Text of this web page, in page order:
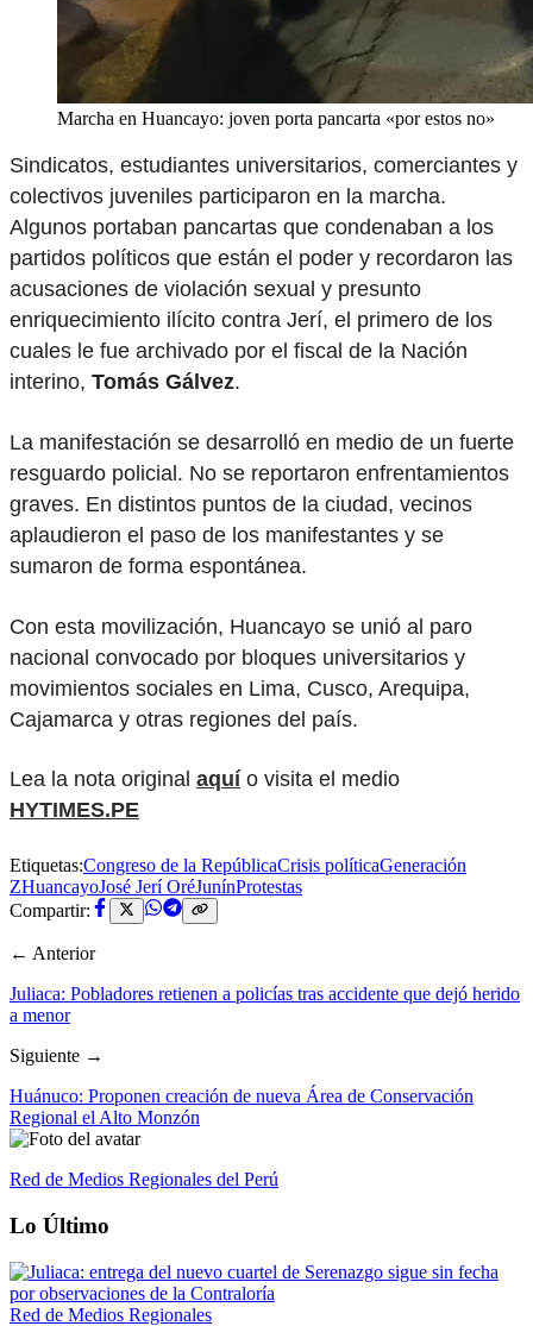
Marcha en Huancayo: joven porta pancarta «por estos no»
Sindicatos, estudiantes universitarios, comerciantes y
colectivos juveniles participaron en la marcha.
Algunos portaban pancartas que condenaban a los
partidos políticos que están el poder y recordaron las
acusaciones de violación sexual y presunto
enriquecimiento ilícito contra Jerí, el primero de los
cuales le fue archivado por el fiscal de la Nación
interino, Tomás Gálvez.
La manifestación se desarrolló en medio de un fuerte
resguardo policial. No se reportaron enfrentamientos
graves. En distintos puntos de la ciudad, vecinos
aplaudieron el paso de los manifestantes y se
sumaron de forma espontánea.
Con esta movilización, Huancayo se unió al paro
nacional convocado por bloques universitarios y
movimientos sociales en Lima, Cusco, Arequipa,
Cajamarca y otras regiones del país.
Lea la nota original aquí o visita el medio
HYTIMES.PE
Etiquetas:Congreso de la RepúblicaCrisis políticaGeneración
ZHuancayoJosé Jerí OréJunínProtestas
Compartir:
← Anterior
Juliaca: Pobladores retienen a policías tras accidente que dejó herido
a menor
Siguiente →
Huánuco: Proponen creación de nueva Área de Conservación
Regional el Alto Monzón
Red de Medios Regionales del Perú
Lo Último
Red de Medios Regionales